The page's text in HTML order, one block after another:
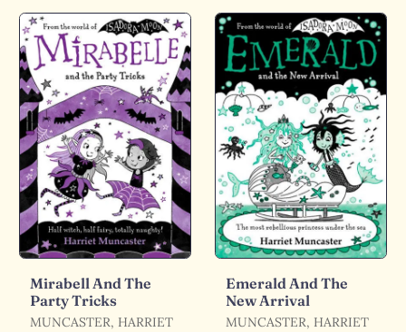
Mirabell And The
Party Tricks
MUNCASTER, HARRIET
Emerald And The
New Arrival
MUNCASTER, HARRIET